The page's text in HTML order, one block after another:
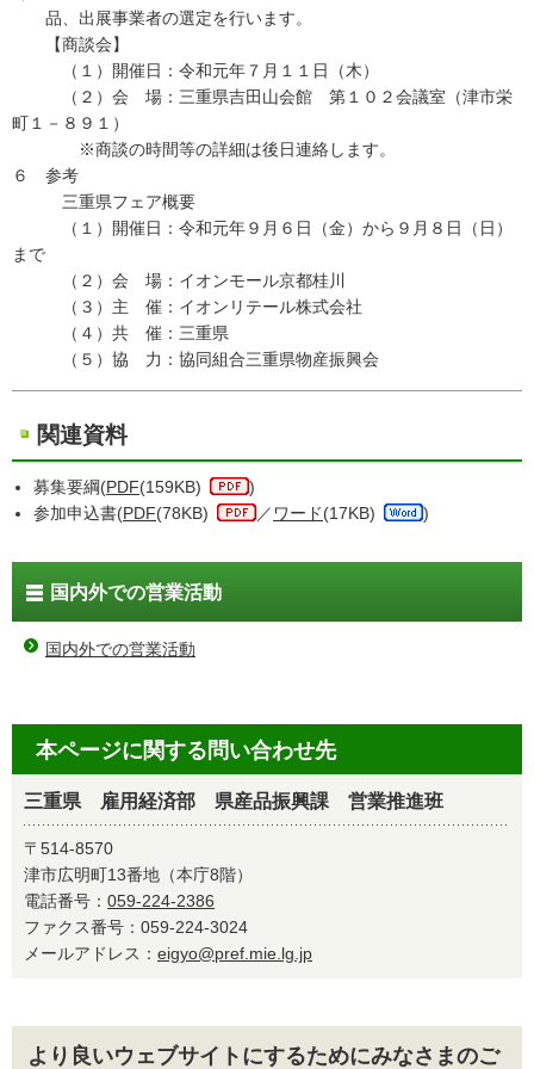
品、出展事業者の選定を行います。
【商談会】
（１）開催日：令和元年７月１１日（木）
（２）会 場：三重県吉田山会館 第１０２会議室（津市栄
町１－８９１）
※商談の時間等の詳細は後日連絡します。
６ 参考
三重県フェア概要
（１）開催日：令和元年９月６日（金）から９月８日（日）
まで
（２）会 場：イオンモール京都桂川
（３）主 催：イオンリテール株式会社
（４）共 催：三重県
（５）協 力：協同組合三重県物産振興会
関連資料
募集要綱(PDF(159KB)
)
参加申込書(PDF(78KB) ／ ワード(17KB) )
国内外での営業活動
国内外での営業活動
本ページに関する問い合わせ先
三重県 雇用経済部 県産品振興課 営業推進班
〒514-8570
津市広明町13番地（本庁8階）
電話番号： 059-224-2386
ファクス番号：059-224-3024
メールアドレス： eigyo@pref.mie.lg.jp
より良いウェブサイトにするためにみなさまのご